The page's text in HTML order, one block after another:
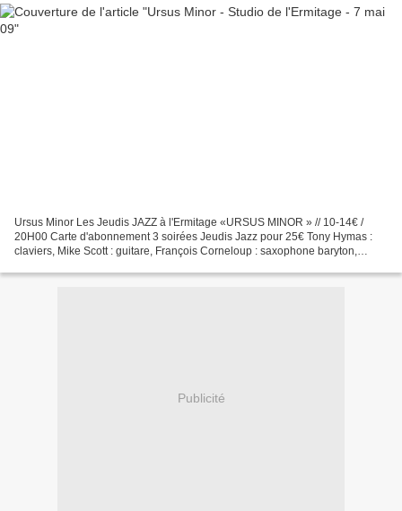
Ursus Minor Les Jeudis JAZZ à l'Ermitage «URSUS MINOR » // 10-14€ /
20H00 Carte d'abonnement 3 soirées Jeudis Jazz pour 25€ Tony Hymas :
claviers, Mike Scott : guitare, François Corneloup : saxophone baryton,
Publicité